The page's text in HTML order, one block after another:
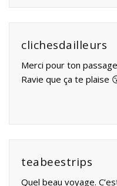
clichesdailleurs
Merci pour ton
Ravie que ça te plaise
teabeestrips
Quel beau voyage.